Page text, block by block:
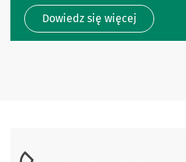
Dowiedz się więcej